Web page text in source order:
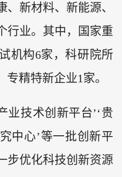
新材料、新能源、
行业。其中，国家重
机构6家，科研院所
精特新企业1家。
业技术创新平台’‘贵
中心’等一批创新平
步优化科技创新资源